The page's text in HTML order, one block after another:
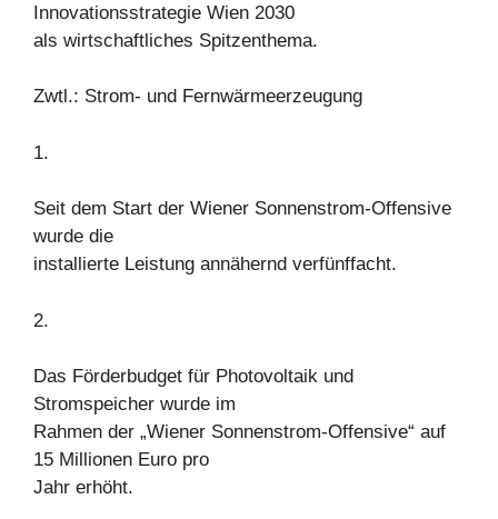
Innovationsstrategie Wien 2030
als wirtschaftliches Spitzenthema.
Zwtl.: Strom- und Fernwärmeerzeugung
1.
Seit dem Start der Wiener Sonnenstrom-Offensive
wurde die
installierte Leistung annähernd verfünffacht.
2.
Das Förderbudget für Photovoltaik und
Stromspeicher wurde im
Rahmen der „Wiener Sonnenstrom-Offensive“ auf
15 Millionen Euro pro
Jahr erhöht.